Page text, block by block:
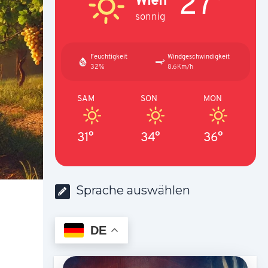
sonnig
Feuchtigkeit
32%
Windgeschwindigkeit
8.6Km/h
SAM
31°
SON
34°
MON
36°
Sprache auswählen
DE